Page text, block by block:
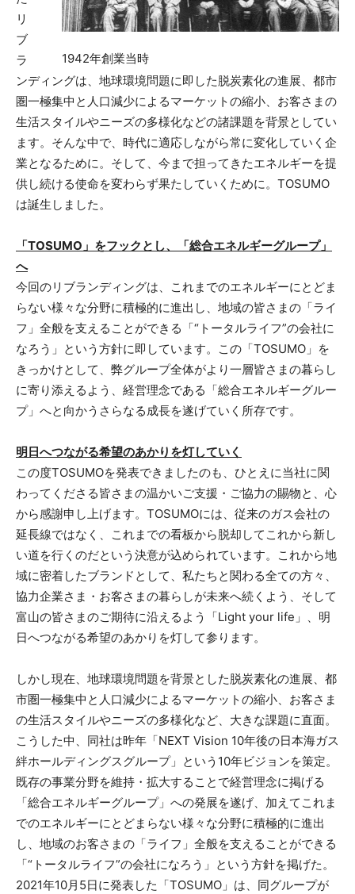
1942年創業当時
リ
ブ
ラ
ンディングは、地球環境問題に即した脱炭素化の進展、都市
圏一極集中と人口減少によるマーケットの縮小、お客さまの
生活スタイルやニーズの多様化などの諸課題を背景としてい
ます。そんな中で、時代に適応しながら常に変化していく企
業となるために。そして、今まで担ってきたエネルギーを提
供し続ける使命を変わらず果たしていくために。TOSUMO
は誕生しました。
「TOSUMO」をフックとし、「総合エネルギーグループ」
へ
今回のリブランディングは、これまでのエネルギーにとどま
らない様々な分野に積極的に進出し、地域の皆さまの「ライ
フ」全般を支えることができる「“トータルライフ”の会社に
なろう」という方針に即しています。この「TOSUMO」を
きっかけとして、弊グループ全体がより一層皆さまの暮らし
に寄り添えるよう、経営理念である「総合エネルギーグルー
プ」へと向かうさらなる成長を遂げていく所存です。
明日へつながる希望のあかりを灯していく
この度TOSUMOを発表できましたのも、ひとえに当社に関
わってくださる皆さまの温かいご支援・ご協力の賜物と、心
から感謝申し上げます。TOSUMOには、従来のガス会社の
延長線ではなく、これまでの看板から脱却してこれから新し
い道を行くのだという決意が込められています。これから地
域に密着したブランドとして、私たちと関わる全ての方々、
協力企業さま・お客さまの暮らしが未来へ続くよう、そして
富山の皆さまのご期待に沿えるよう「Light your life」、明
日へつながる希望のあかりを灯して参ります。
しかし現在、地球環境問題を背景とした脱炭素化の進展、都
市圏一極集中と人口減少によるマーケットの縮小、お客さま
の生活スタイルやニーズの多様化など、大きな課題に直面。
こうした中、同社は昨年「NEXT Vision 10年後の日本海ガス
絆ホールディングスグループ」という10年ビジョンを策定。
既存の事業分野を維持・拡大することで経営理念に掲げる
「総合エネルギーグループ」への発展を遂げ、加えてこれま
でのエネルギーにとどまらない様々な分野に積極的に進出
し、地域のお客さまの「ライフ」全般を支えることができる
「“トータルライフ”の会社になろう」という方針を掲げた。
2021年10月5日に発表した「TOSUMO」は、同グループが